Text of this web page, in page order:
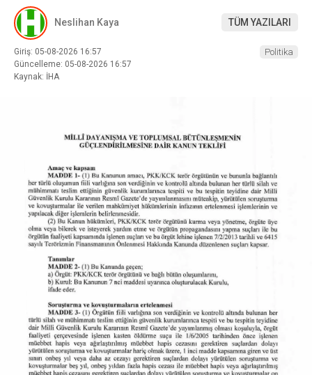
Neslihan Kaya TÜM YAZILARI
Giriş: 05-08-2026 16:57
Güncelleme: 05-08-2026 16:57
Kaynak: İHA
Politika